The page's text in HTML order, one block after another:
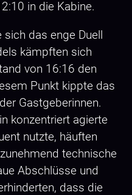
in die Kabine.
das enge Duell
kämpften sich
von 16:16 den
Punkt kippte das
Gastgeberinnen.
konzentriert agierte
nutzte, häuften
technische
Abschlüsse und
dass die